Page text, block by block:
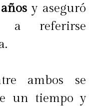
y aseguró
a referirse
ambos se
un tiempo y